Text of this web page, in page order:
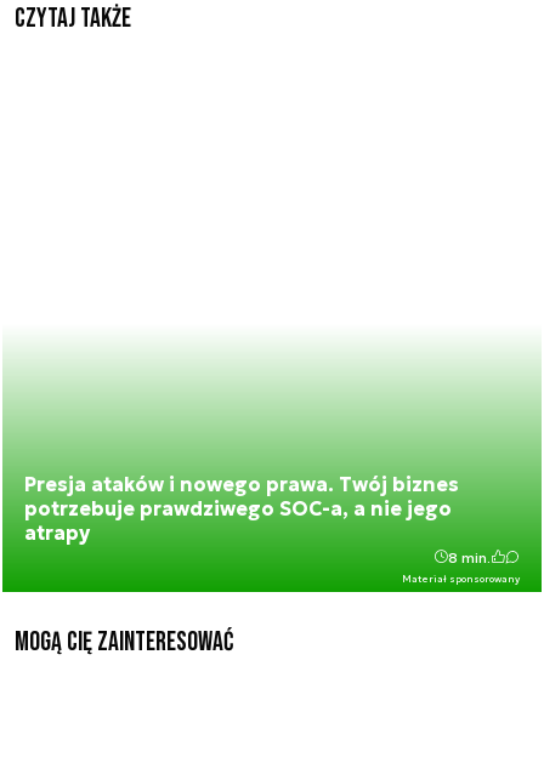
Czytaj także
Presja ataków i nowego prawa. Twój biznes
potrzebuje prawdziwego SOC-a, a nie jego
atrapy
Materiał sponsorowany
8 min.
Mogą Cię zainteresować